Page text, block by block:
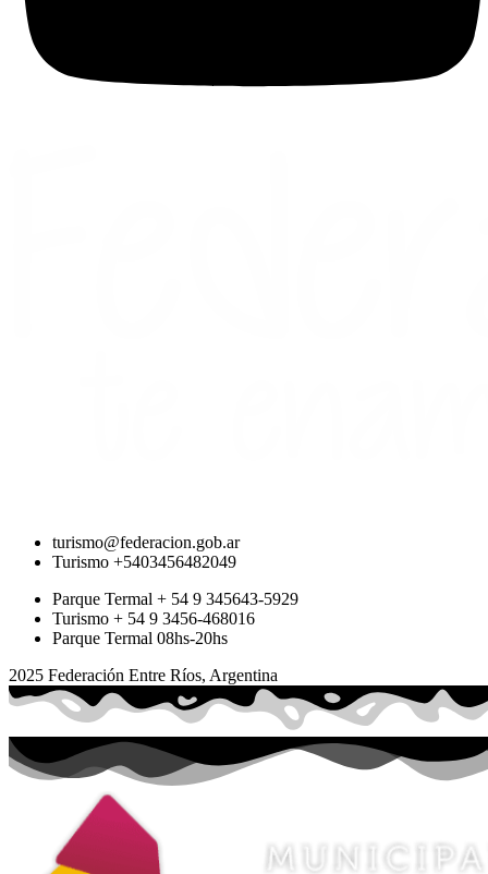
turismo@federacion.gob.ar
Turismo +5403456482049
Parque Termal + 54 9 345643-5929
Turismo + 54 9 3456-468016
Parque Termal 08hs-20hs
2025 Federación Entre Ríos, Argentina